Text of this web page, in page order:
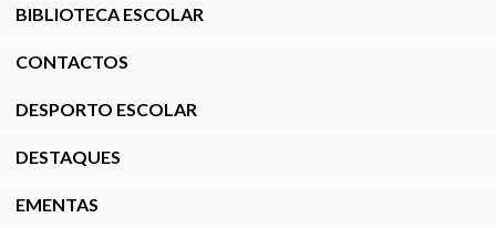
BIBLIOTECA ESCOLAR
CONTACTOS
DESPORTO ESCOLAR
DESTAQUES
EMENTAS